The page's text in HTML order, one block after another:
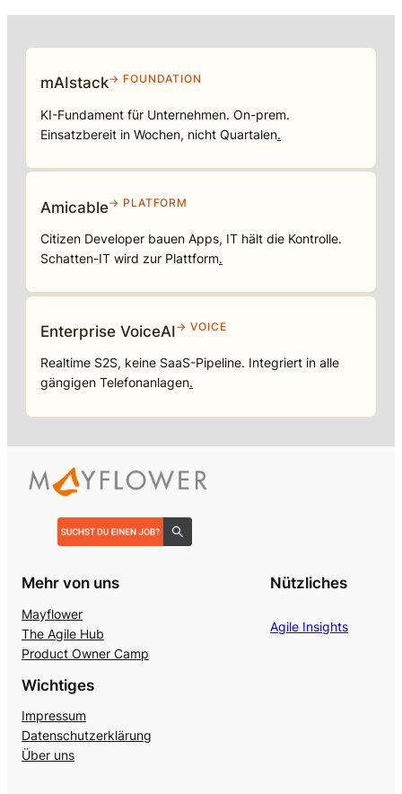
mAIstack→ FOUNDATION
KI-Fundament für Unternehmen. On-prem.
Einsatzbereit in Wochen, nicht Quartalen.
Amicable→ PLATFORM
Citizen Developer bauen Apps, IT hält die Kontrolle.
Schatten-IT wird zur Plattform.
Enterprise VoiceAI→ VOICE
Realtime S2S, keine SaaS-Pipeline. Integriert in alle
gängigen Telefonanlagen.
Mehr von uns
Mayflower
The Agile Hub
Product Owner Camp
Nützliches
Agile Insights
Wichtiges
Impressum
Datenschutzerklärung
Über uns